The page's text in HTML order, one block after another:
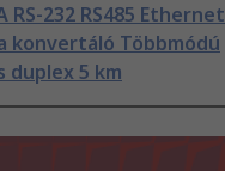
RS-232 RS485 Ethernet
konvertáló Többmódú
duplex 5 km